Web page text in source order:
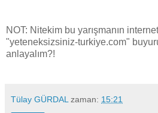
NOT: Nitekim bu yarışmanın
"yeteneksizsiniz-turkiye.com"
anlayalım?!
Tülay GÜRDAL zaman: 15:21